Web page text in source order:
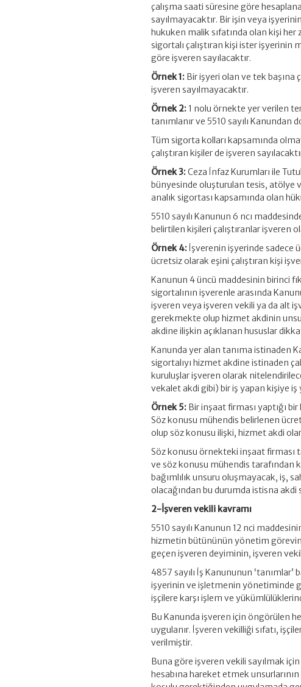
çalışma saati süresine göre
sayılmayacaktır. Bir işin veya
hukuken malik sıfatında olan kişi
sigortalı çalıştıran kişi ister işyerinin
göre işveren sayılacaktır.
Örnek 1: Bir işyeri olan ve tek başına
işveren sayılmayacaktır.
Örnek 2: 1 nolu örnekte yer verilen
tanımlanır ve 5510 sayılı
Tüm sigorta kolları kapsamında
çalıştıran kişiler de işveren
Örnek 3:Ceza İnfaz Kurumları ile
bünyesinde oluşturulan tesis, atölye
analık sigortası kapsamında olan
5510 sayılı Kanunun 6 ncı
belirtilen kişileri çalıştıranlar işveren
Örnek 4: İşverenin işyerinde sadece
ücretsiz olarak eşini çalıştıran kişi
Kanunun 4 üncü maddesinin birinci
sigortalının işverenle arasında
işveren veya işveren vekili ya da alt
gerekmekte olup hizmet akdinin
akdine ilişkin açıklanan hususlar
Kanunda yer alan tanıma istinaden
sigortalıyı hizmet akdine istinaden
kuruluşlar işveren olarak
vekalet akdi gibi) bir iş yapan kişiye iş
Örnek 5: Bir inşaat firması yaptığı
Söz konusu mühendis belirlenen
olup söz konusu ilişki, hizmet akdi
Söz konusu örnekteki inşaat firması
ve söz konusu mühendis tarafından
bağımlılık unsuru oluşmayacak, iş,
olacağından bu durumda istisna
2-İşveren vekili kavramı
5510 sayılı Kanunun 12 nci
hizmetin bütününün yönetim
geçen işveren deyiminin, işveren
4857 sayılı İş Kanununun
işyerinin ve işletmenin yönetiminde
işçilere karşı işlem ve
Bu Kanunda işveren için öngörülen
uygulanır. İşveren vekilliği sıfatı,
verilmiştir.
Buna göre işveren vekili sayılmak
hesabına hareket etmek